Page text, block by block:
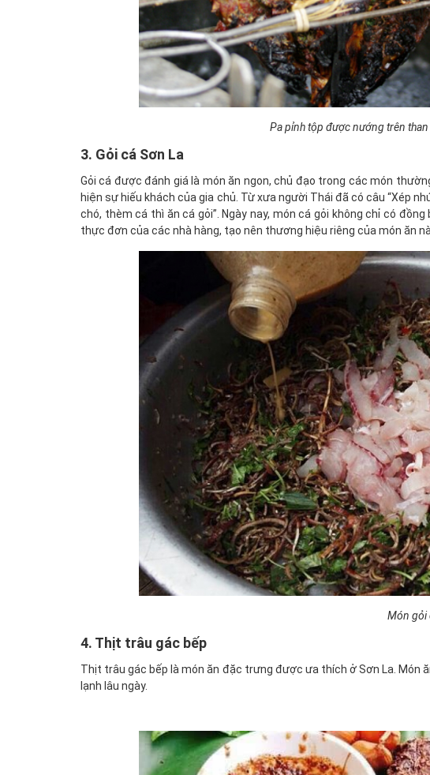
Pa pỉnh tộp được nướng trên
3. Gỏi cá Sơn La
Gỏi cá được đánh giá là món ăn ngon, chủ đạo trong các món
hiện sự hiếu khách của gia chủ. Từ xưa người Thái đã có câu “Xép
chó, thèm cá thì ăn cá gỏi”. Ngày nay, món cá gỏi không chỉ có
thực đơn của các nhà hàng, tạo nên thương hiệu riêng của món ăn
Món gỏi
4. Thịt trâu gác bếp
Thịt trâu gác bếp là món ăn đặc trưng được ưa thích ở Sơn La. Món
lạnh lâu ngày.